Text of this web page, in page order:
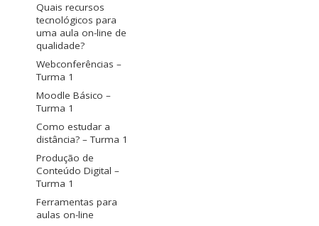
Quais recursos
tecnológicos para
uma aula on-line de
qualidade?
Webconferências –
Turma 1
Moodle Básico –
Turma 1
Como estudar a
distância? – Turma 1
Produção de
Conteúdo Digital –
Turma 1
Ferramentas para
aulas on-line